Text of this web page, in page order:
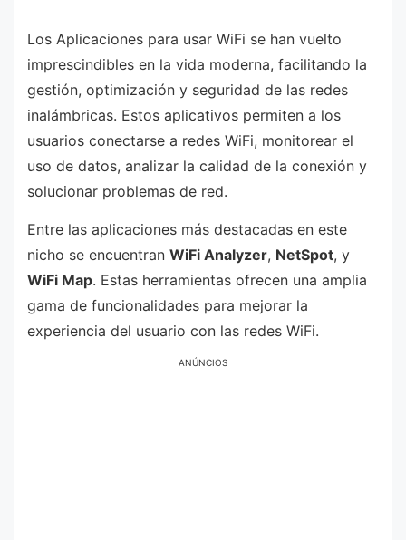
Los Aplicaciones para usar WiFi se han vuelto
imprescindibles en la vida moderna, facilitando la
gestión, optimización y seguridad de las redes
inalámbricas. Estos aplicativos permiten a los
usuarios conectarse a redes WiFi, monitorear el
uso de datos, analizar la calidad de la conexión y
solucionar problemas de red.
Entre las aplicaciones más destacadas en este
nicho se encuentran WiFi Analyzer, NetSpot, y
WiFi Map. Estas herramientas ofrecen una amplia
gama de funcionalidades para mejorar la
experiencia del usuario con las redes WiFi.
ANÚNCIOS